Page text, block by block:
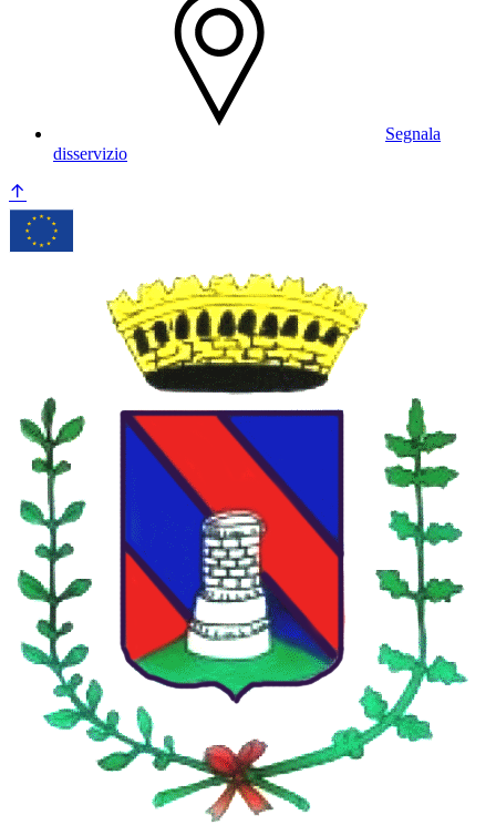
Segnala
disservizio